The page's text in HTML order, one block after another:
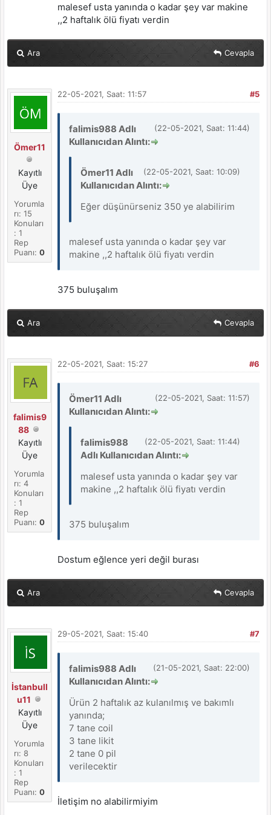
malesef usta yanında o kadar şey var makine
,,2 haftalık ölü fiyatı verdin
Ara Cevapla
Ömer11
Kayıtlı
Üye
Yorumla
rı: 15
Konuları
: 1
Rep
Puanı:0
#5
22-05-2021, Saat: 11:57
(22-05-2021, Saat: 11:44)
falimis988 Adlı
Kullanıcıdan Alıntı:
(22-05-2021, Saat: 10:09)
Ömer11 Adlı
Kullanıcıdan Alıntı:
Eğer düşünürseniz 350 ye alabilirim
malesef usta yanında o kadar şey var
makine ,,2 haftalık ölü fiyatı verdin
375 buluşalım
Ara Cevapla
falimis9
88
Kayıtlı
Üye
Yorumla
rı: 4
Konuları
: 1
Rep
Puanı:0
#6
22-05-2021, Saat: 15:27
(22-05-2021, Saat: 11:57)
Ömer11 Adlı
Kullanıcıdan Alıntı:
(22-05-2021, Saat: 11:44)
falimis988
Adlı Kullanıcıdan Alıntı:
malesef usta yanında o kadar şey var
makine ,,2 haftalık ölü fiyatı verdin
375 buluşalım
Dostum eğlence yeri değil burası
Ara Cevapla
İstanbull
u11
Kayıtlı
Üye
Yorumla
rı: 8
Konuları
: 1
Rep
Puanı:0
#7
29-05-2021, Saat: 15:40
(21-05-2021, Saat: 22:00)
falimis988 Adlı
Kullanıcıdan Alıntı:
Ürün 2 haftalık az kulanılmış ve bakımlı
yanında;
7 tane coil
3 tane likit
2 tane 0 pil
verilecektir
İletişim no alabilirmiyim